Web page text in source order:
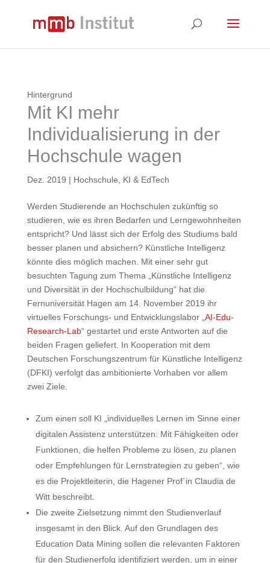
Hintergrund
Mit KI mehr
Individualisierung in der
Hochschule wagen
Dez. 2019 | Hochschule KI & EdTech
Werden Studierende an Hochschulen zukünftig so
studieren, wie es ihren Bedarfen und Lerngewohnheiten
entspricht? Und lässt sich der Erfolg des Studiums bald
besser planen und absichern? Künstliche Intelligenz
könnte dies möglich machen. Mit einer sehr gut
besuchten Tagung zum Thema „Künstliche Intelligenz
und Diversität in der Hochschulbildung“ hat die
Fernuniversität Hagen am 14. November 2019 ihr
virtuelles Forschungs- und Entwicklungslabor „ AI-Edu-
Research-Lab“ gestartet und erste Antworten auf die
beiden Fragen geliefert. In Kooperation mit dem
Deutschen Forschungszentrum für Künstliche Intelligenz
(DFKI) verfolgt das ambitionierte Vorhaben vor allem
zwei Ziele.
Zum einen soll KI „individuelles Lernen im Sinne einer
digitalen Assistenz unterstützen: Mit Fähigkeiten oder
Funktionen, die helfen Probleme zu lösen, zu planen
oder Empfehlungen für Lernstrategien zu geben“, wie
es die Projektleiterin, die Hagener Prof´in Claudia de
Witt beschreibt.
Die zweite Zielsetzung nimmt den Studienverlauf
insgesamt in den Blick. Auf den Grundlagen des
Education Data Mining sollen die relevanten Faktoren
für den Studienerfolg identifiziert werden, um in einer